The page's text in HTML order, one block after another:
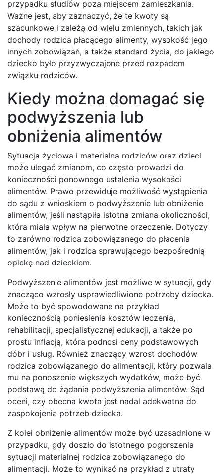
przypadku studiów poza miejscem zamieszkania.
Ważne jest, aby zaznaczyć, że te kwoty są
szacunkowe i zależą od wielu zmiennych, takich jak
dochody rodzica płacącego alimenty, wysokość jego
innych zobowiązań, a także standard życia, do jakiego
dziecko było przyzwyczajone przed rozpadem
związku rodziców.
Kiedy można domagać się
podwyższenia lub
obniżenia alimentów
Sytuacja życiowa i materialna rodziców oraz dzieci
może ulegać zmianom, co często prowadzi do
konieczności ponownego ustalenia wysokości
alimentów. Prawo przewiduje możliwość wystąpienia
do sądu z wnioskiem o podwyższenie lub obniżenie
alimentów, jeśli nastąpiła istotna zmiana okoliczności,
która miała wpływ na pierwotne orzeczenie. Dotyczy
to zarówno rodzica zobowiązanego do płacenia
alimentów, jak i rodzica sprawującego bezpośrednią
opiekę nad dzieckiem.
Podwyższenie alimentów jest możliwe w sytuacji, gdy
znacząco wzrosły usprawiedliwione potrzeby dziecka.
Może to być spowodowane na przykład
koniecznością poniesienia kosztów leczenia,
rehabilitacji, specjalistycznej edukacji, a także po
prostu inflacją, która podnosi ceny podstawowych
dóbr i usług. Również znaczący wzrost dochodów
rodzica zobowiązanego do alimentacji, który pozwala
mu na ponoszenie większych wydatków, może być
podstawą do żądania podwyższenia alimentów. Sąd
oceni, czy obecna kwota jest nadal adekwatna do
zaspokojenia potrzeb dziecka.
Z kolei obniżenie alimentów może być uzasadnione w
przypadku, gdy doszło do istotnego pogorszenia
sytuacji materialnej rodzica zobowiązanego do
alimentacji. Może to wynikać na przykład z utraty